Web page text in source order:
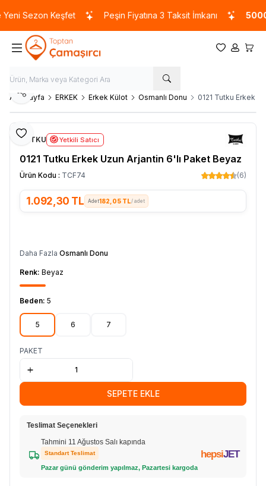
Sezon Keşfet Peşin Fiyatına 3 Taksit İmkanı 5000
Favorilerim
Hesabım
Ana Sayfa ERKEK Erkek Külot Osmanlı Donu 0121 Tutku Erkek
Favoriye Ekle
Paylaş
TUTKU Yetkili Satıcı
0121 Tutku Erkek Uzun Arjantin 6'lı Paket Beyaz
Ürün Kodu : TCF74 (6)
1.092,30 TL 182,05 TL/ adet
Daha Fazla Osmanlı Donu
Renk: Beyaz
Beden: 5
5 6 7
PAKET
SEPETE EKLE
Teslimat Seçenekleri
Tahmini 11 Ağustos Salı kapında
Standart Teslimat
Pazar günü gönderim yapılmaz, Pazartesi kargoda
hepsiJET